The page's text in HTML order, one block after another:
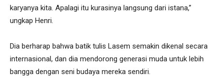
karyanya kita. Apalagi itu kurasinya langsung dari istana,”
ungkap Henri.
Dia berharap bahwa batik tulis Lasem semakin dikenal secara
internasional, dan dia mendorong generasi muda untuk lebih
bangga dengan seni budaya mereka sendiri.